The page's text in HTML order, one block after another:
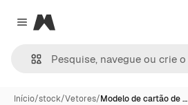
Close menu
Magnific
Início/stock/Vetores/Modelo de cartão de …